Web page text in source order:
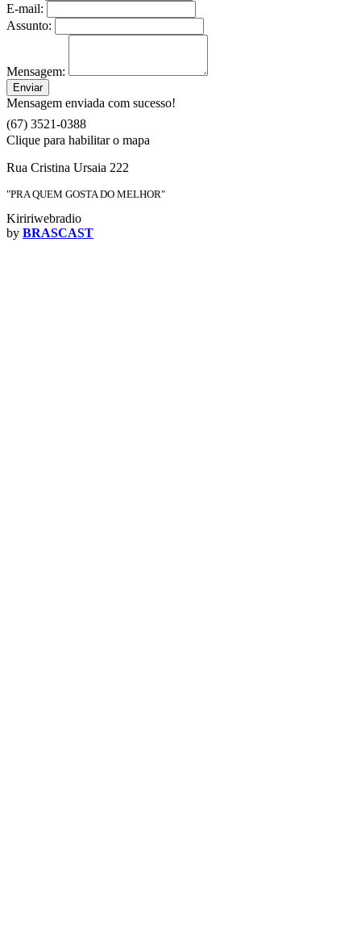
E-mail:
Assunto:
Mensagem:
Enviar
Mensagem enviada com sucesso!
(67) 3521-0388
Clique para habilitar o mapa
Rua Cristina Ursaia 222
"PRA QUEM GOSTA DO MELHOR"
Kiririwebradio
by BRASCAST